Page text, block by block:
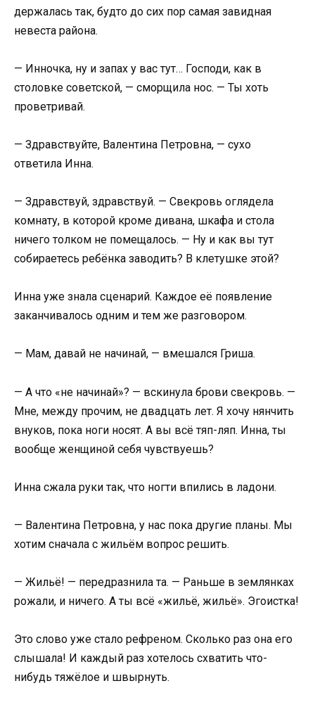
держалась так, будто до сих пор самая завидная
невеста района.
— Инночка, ну и запах у вас тут… Господи, как в
столовке советской, — сморщила нос. — Ты хоть
проветривай.
— Здравствуйте, Валентина Петровна, — сухо
ответила Инна.
— Здравствуй, здравствуй. — Свекровь оглядела
комнату, в которой кроме дивана, шкафа и стола
ничего толком не помещалось. — Ну и как вы тут
собираетесь ребёнка заводить? В клетушке этой?
Инна уже знала сценарий. Каждое её появление
заканчивалось одним и тем же разговором.
— Мам, давай не начинай, — вмешался Гриша.
— А что «не начинай»? — вскинула брови свекровь. —
Мне, между прочим, не двадцать лет. Я хочу нянчить
внуков, пока ноги носят. А вы всё тяп-ляп. Инна, ты
вообще женщиной себя чувствуешь?
Инна сжала руки так, что ногти впились в ладони.
— Валентина Петровна, у нас пока другие планы. Мы
хотим сначала с жильём вопрос решить.
— Жильё! — передразнила та. — Раньше в землянках
рожали, и ничего. А ты всё «жильё, жильё». Эгоистка!
Это слово уже стало рефреном. Сколько раз она его
слышала! И каждый раз хотелось схватить что-
нибудь тяжёлое и швырнуть.